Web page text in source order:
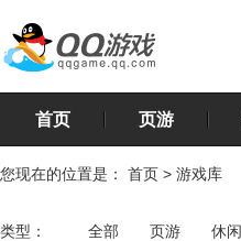
首页 页游
您现在的位置是： 首页 > 游戏库
类型： 全部 页游 休